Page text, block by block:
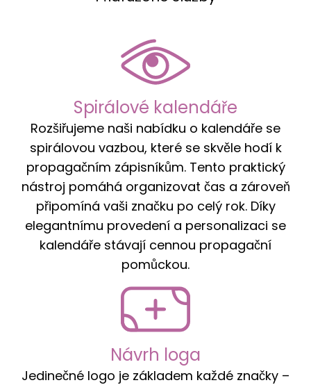
Spirálové kalendáře
Rozšiřujeme naši nabídku o kalendáře se
spirálovou vazbou, které se skvěle hodí k
propagačním zápisníkům. Tento praktický
nástroj pomáhá organizovat čas a zároveň
připomíná vaši značku po celý rok. Díky
elegantnímu provedení a personalizaci se
kalendáře stávají cennou propagační
pomůckou.
Návrh loga
Jedinečné logo je základem každé značky –